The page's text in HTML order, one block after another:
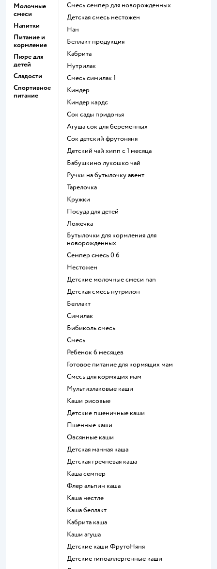
Молочные
смеси
Напитки
Питание и
кормление
Пюре для
детей
Сладости
Спортивное
питание
смесь семпер для новорожденных
детская смесь нестожен
нан
беллакт продукция
кабрита
нутрилак
смесь симилак 1
киндер
киндер кардс
сок сады придонья
агуша сок для беременных
сок детский фрутоняня
детский чай хипп с 1 месяца
бабушкино лукошко чай
ручки на бутылочку авент
тарелочка
кружки
посуда для детей
ложечка
бутылочки для кормления для
новорожденных
семпер смесь 0 6
нестожен
Детские молочные смеси nan
детская смесь нутрилон
беллакт
симилак
бибиколь смесь
смесь
ребенок 6 месяцев
готовое питание для кормящих мам
смесь для кормящих мам
Мультизлаковые каши
Каши рисовые
Детские пшеничные каши
Пшенные каши
овсянные каши
детская манная каша
детская гречневая каша
каша семпер
флер альпин каша
каша нестле
каша беллакт
кабрита каша
каши агуша
Детские каши ФрутоНяня
Детские гипоаллергенные каши